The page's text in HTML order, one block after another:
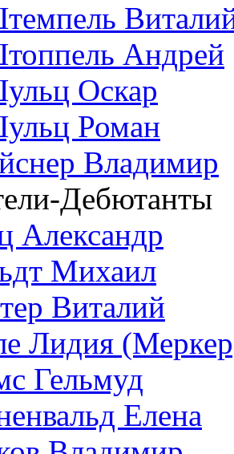
Андрей
Оскар
Роман
Владимир
Дебютанты
Александр
Михаил
Виталий
Лидия
Гельмуд
Елена